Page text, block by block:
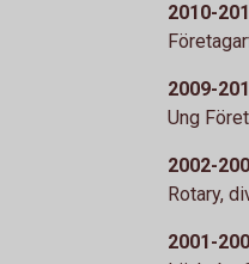
2010-
2009-
Ung
2002-
Rotary,
2001-